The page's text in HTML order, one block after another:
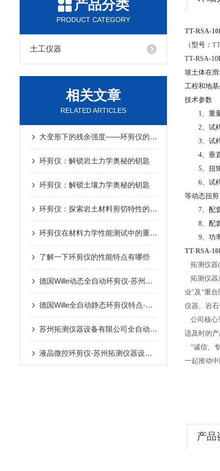
产品分类
PRODUCT CATEGORY
土工仪器
相关文章
RELATED ARTICLES
大变形下的残余强度——环剪仪的剪切特性与滑坡研究
环剪仪：解锁岩土力学奥秘的钥匙
环剪仪：解锁土壤力学奥秘的钥匙
环剪仪：探索岩土材料剪切特性的科研设备
环剪仪在材料力学性能测试中的重要应用与技术解析
了解一下环剪仪的性能特点有哪些
德国Wille动态全自动环剪仪-苏州拓测仪器设备有限公司
德国Wille全自动静态环剪仪特点-苏州拓测仪器设备有限公司
苏州拓测仪器设备有限公司全自动伺服控制环剪仪
液晶微控环剪仪-苏州拓测仪器设备有限公司
TT-RSA-
（型号：
TT-RSA-
坡土体在
工程和地
技术参数
1、重量
2、试样
3、试样
4、垂直
5、扭矩
6、试样
等动态扭
7、配套
8、配套
9、功率
TT-RSA-
拓测仪器
拓测仪器
业"及“重
仪器、岩
公司核心
适及时的
“诚信、
一起推动
产品